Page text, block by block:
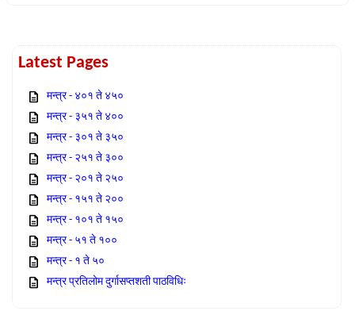
Latest Pages
मन्त्र - ४०१ ते ४५०
मन्त्र - ३५१ ते ४००
मन्त्र - ३०१ ते ३५०
मन्त्र - २५१ ते ३००
मन्त्र - २०१ ते २५०
मन्त्र - १५१ ते २००
मन्त्र - १०१ ते १५०
मन्त्र - ५१ ते १००
मन्त्र - १ ते ५०
मन्त्र प्रतिलोम दुर्गासप्तशती पाठविधिः